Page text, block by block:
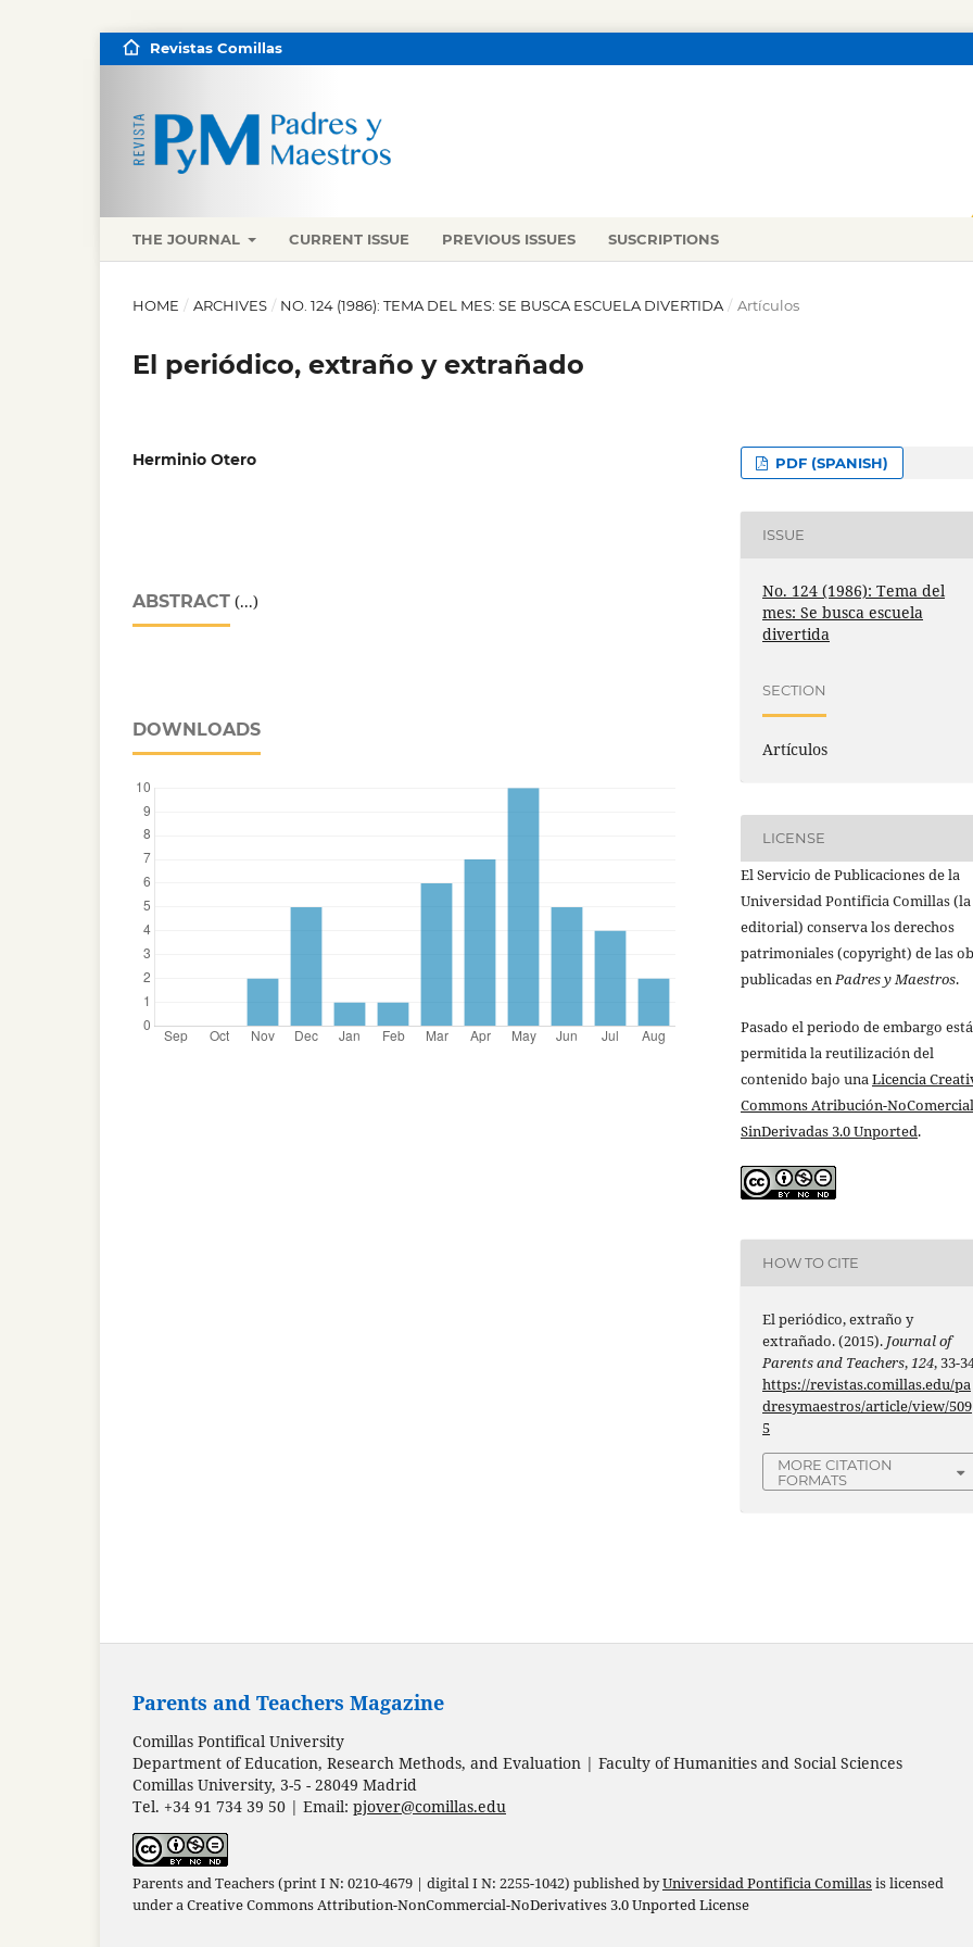
THE JOURNAL CURRENT ISSUE PREVIOUS ISSUES SUSCRIPTIONS
Revistas Comillas
HOME / ARCHIVES / NO. 124 (1986): TEMA DEL MES: SE BUSCA ESCUELA DIVERTIDA / Artículos
El periódico, extraño y extrañado
Herminio Otero
ABSTRACT (...)
DOWNLOADS
PDF (SPANISH)
ISSUE
No. 124 (1986): Tema del
mes: Se busca escuela
divertida
SECTION
Artículos
LICENSE
El Servicio de Publicaciones de la
Universidad Pontificia Comillas (la
editorial) conserva los derechos
patrimoniales (copyright) de las
publicadas enPadres y Maestros.
Pasado el periodo de embargo está
permitida la reutilización del
contenido bajo unaLicencia
Commons Atribución-
SinDerivadas 3.0 Unported.
HOW TO CITE
El periódico, extraño y
extrañado. (2015). Journal of
Parents and Teachers,124, 33-
https://revistas.comillas.edu/pa
dresymaestros/article/view/509
5
MORE CITATION
FORMATS
Parents and Teachers Magazine
Comillas Pontifical University
Department of Education, Research Methods, and Evaluation | Faculty of Humanities and Social Sciences
Comillas University, 3-5 - 28049 Madrid
Tel. +34 91 734 39 50 | Email: pjover@comillas.edu
Parents and Teachers (print I N: 0210-4679 | digital I N: 2255-1042) published byUniversidad Pontificia Comillasis licensed
under aCreative Commons Attribution-NonCommercial-NoDerivatives 3.0 Unported License